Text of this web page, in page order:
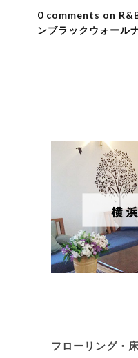
0 comments on
ンブラックウォール
フローリング・